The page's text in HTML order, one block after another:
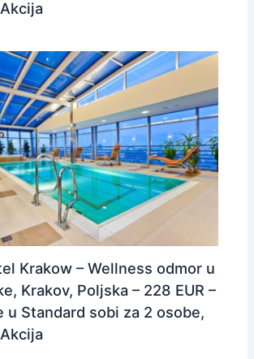
Krakow – Wellness odmor u
Krakov, Poljska – 228 EUR –
u Standard sobi za 2 osobe,